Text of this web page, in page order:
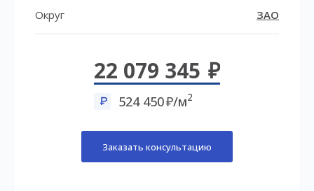
Округ ЗАО
22 079 345
524 450 /м2
Заказать консультацию